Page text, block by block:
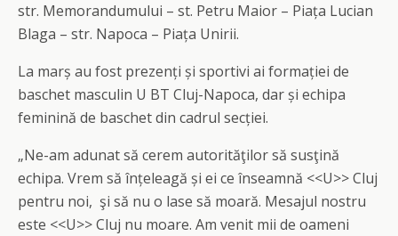
str. Memorandumului – st. Petru Maior – Piața Lucian
Blaga – str. Napoca – Piața Unirii.
La marș au fost prezenți și sportivi ai formației de
baschet masculin U BT Cluj-Napoca, dar și echipa
feminină de baschet din cadrul secției.
„Ne-am adunat să cerem autorităţilor să susţină
echipa. Vrem să înțeleagă și ei ce înseamnă <<U>> Cluj
pentru noi, şi să nu o lase să moară. Mesajul nostru
este <<U>> Cluj nu moare. Am venit mii de oameni